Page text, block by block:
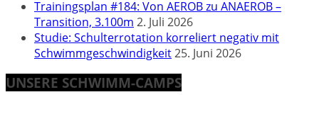
Trainingsplan #184: Von AEROB zu ANAEROB –
Transition, 3.100m 2. Juli 2026
Studie: Schulterrotation korreliert negativ mit
Schwimmgeschwindigkeit25. Juni 2026
UNSERE SCHWIMM-CAMPS